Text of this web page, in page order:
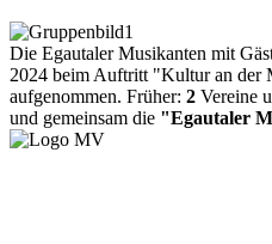
Die Egautaler Musikanten mit
2024 beim Auftritt "Kultur an der
aufgenommen. Früher: 2 Vereine
und gemeinsam die "Egautaler